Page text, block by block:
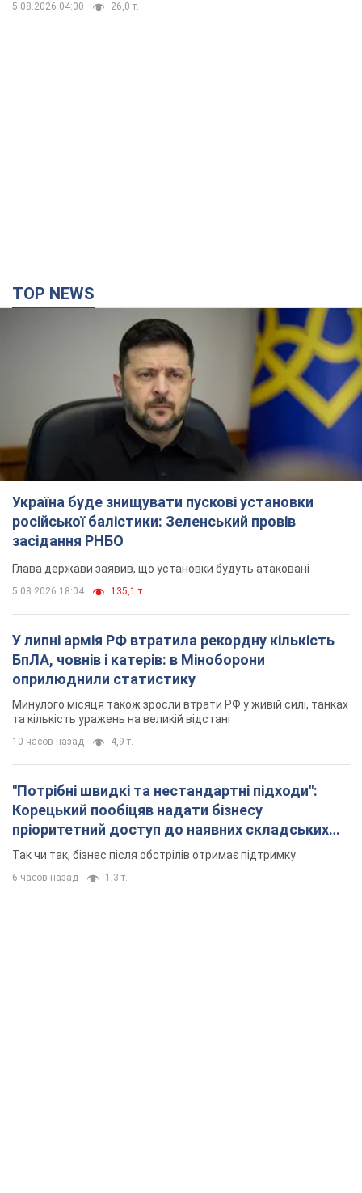
5.08.2026 04:00 26,0 т.
TOP NEWS
Україна буде знищувати пускові установки
російської балістики: Зеленський провів
засідання РНБО
Глава держави заявив, що установки будуть атаковані
5.08.2026 18:04 135,1 т.
У липні армія РФ втратила рекордну кількість
БпЛА, човнів і катерів: в Міноборони
оприлюднили статистику
Минулого місяця також зросли втрати РФ у живій силі, танках
та кількість уражень на великій відстані
10 часов назад 4,9 т.
"Потрібні швидкі та нестандартні підходи":
Корецький пообіцяв надати бізнесу
пріоритетний доступ до наявних складських
приміщень
Так чи так, бізнес після обстрілів отримає підтримку
6 часов назад 1,3 т.